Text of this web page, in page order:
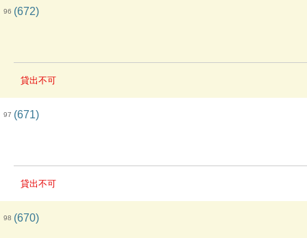
96 (672)
貸出不可
97 (671)
貸出不可
98 (670)